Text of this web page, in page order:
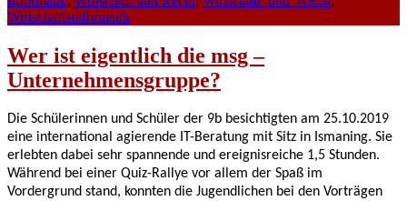
Wirtschaftsinformatik
Wer ist eigentlich die msg –
Unternehmensgruppe?
Die Schülerinnen und Schüler der 9b besichtigten am 25.10.2019
eine international agierende IT-Beratung mit Sitz in Ismaning. Sie
erlebten dabei sehr spannende und ereignisreiche 1,5 Stunden.
Während bei einer Quiz-Rallye vor allem der Spaß im
Vordergrund stand, konnten die Jugendlichen bei den Vorträgen